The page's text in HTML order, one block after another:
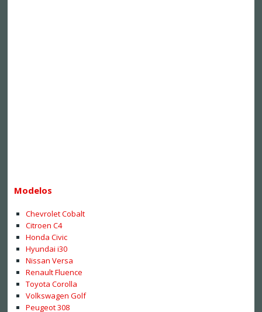
Modelos
Chevrolet Cobalt
Citroen C4
Honda Civic
Hyundai i30
Nissan Versa
Renault Fluence
Toyota Corolla
Volkswagen Golf
Peugeot 308